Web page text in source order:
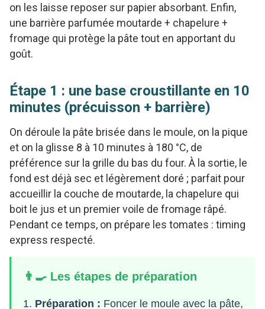
on les laisse reposer sur papier absorbant. Enfin,
une barrière parfumée moutarde + chapelure +
fromage qui protège la pâte tout en apportant du
goût.
Étape 1 : une base croustillante en 10
minutes (précuisson + barrière)
On déroule la pâte brisée dans le moule, on la pique
et on la glisse 8 à 10 minutes à 180 °C, de
préférence sur la grille du bas du four. À la sortie, le
fond est déjà sec et légèrement doré ; parfait pour
accueillir la couche de moutarde, la chapelure qui
boit le jus et un premier voile de fromage râpé.
Pendant ce temps, on prépare les tomates : timing
express respecté.
👨‍🍳 Les étapes de préparation
Préparation : Foncer le moule avec la pâte,